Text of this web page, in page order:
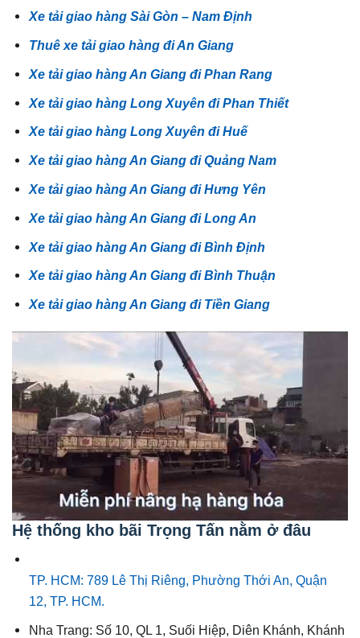
Xe tải giao hàng Sài Gòn – Nam Định
Thuê xe tải giao hàng đi An Giang
Xe tải giao hàng An Giang đi Phan Rang
Xe tải giao hàng Long Xuyên đi Phan Thiết
Xe tải giao hàng Long Xuyên đi Huế
Xe tải giao hàng An Giang đi Quảng Nam
Xe tải giao hàng An Giang đi Hưng Yên
Xe tải giao hàng An Giang đi Long An
Xe tải giao hàng An Giang đi Bình Định
Xe tải giao hàng An Giang đi Bình Thuận
Xe tải giao hàng An Giang đi Tiền Giang
Hệ thống kho bãi Trọng Tấn nằm ở đâu
TP. HCM: 789 Lê Thị Riêng, Phường Thới An, Quận
12, TP. HCM.
Nha Trang: Số 10, QL 1, Suối Hiệp, Diên Khánh, Khánh